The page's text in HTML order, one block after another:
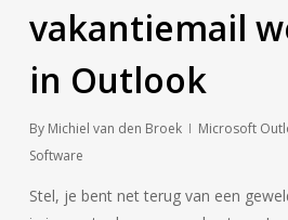
vakantiemail
in Outlook
By Michiel van den Broek Microsoft
Software
Stel, je bent net terug van een